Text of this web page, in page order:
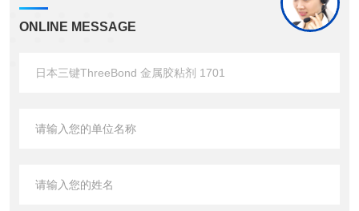
ONLINE MESSAGE